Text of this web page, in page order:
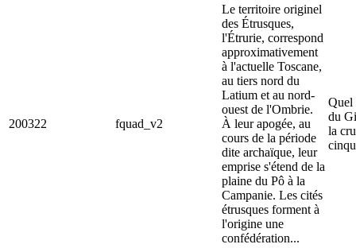
200322 fquad_v2
Le territoire originel
des Étrusques,
l'Étrurie, correspond
approximativement
à l'actuelle Toscane,
au tiers nord du
Latium et au nord-
ouest de l'Ombrie.
À leur apogée, au
cours de la période
dite archaïque, leur
emprise s'étend de la
plaine du Pô à la
Campanie. Les cités
étrusques forment à
l'origine une
confédération...
Quel
du
la